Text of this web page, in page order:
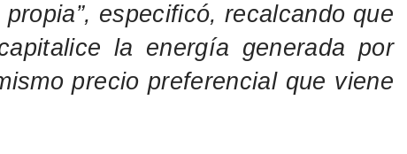
especificó, recalcando que
la energía generada por
precio preferencial que viene